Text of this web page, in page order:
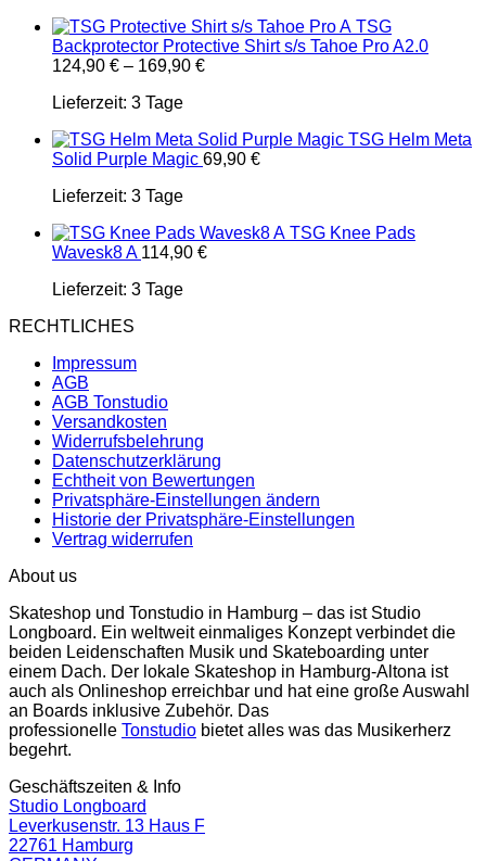
TSG
Backprotector Protective Shirt s/s Tahoe Pro A2.0
124,90 € – 169,90 €
Lieferzeit: 3 Tage
TSG Helm Meta
Solid Purple Magic 69,90 €
Lieferzeit: 3 Tage
TSG Knee Pads
Wavesk8 A 114,90 €
Lieferzeit: 3 Tage
RECHTLICHES
Impressum
AGB
AGB Tonstudio
Versandkosten
Widerrufsbelehrung
Datenschutzerklärung
Echtheit von Bewertungen
Privatsphäre-Einstellungen ändern
Historie der Privatsphäre-Einstellungen
Vertrag widerrufen
About us
Skateshop und Tonstudio in Hamburg – das ist Studio
Longboard. Ein weltweit einmaliges Konzept verbindet die
beiden Leidenschaften Musik und Skateboarding unter
einem Dach. Der lokale Skateshop in Hamburg-Altona ist
auch als Onlineshop erreichbar und hat eine große Auswahl
an Boards inklusive Zubehör. Das
professionelle Tonstudio bietet alles was das Musikerherz
begehrt.
Geschäftszeiten & Info
Studio Longboard
Leverkusenstr. 13 Haus F
22761 Hamburg